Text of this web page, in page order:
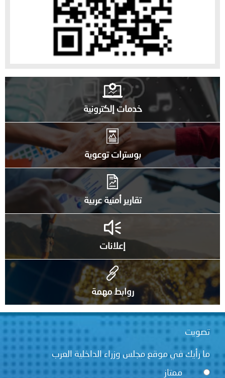
خدمات إلكترونية
بوسترات توعوية
تقارير أمنية عربية
إعلانات
روابط مهمة
تصويت
ما رأيك في موقع مجلس وزراء الداخلية العرب
ممتاز